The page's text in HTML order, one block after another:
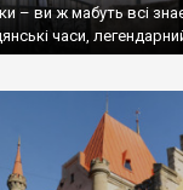
– ви ж мабуть всі
часи,